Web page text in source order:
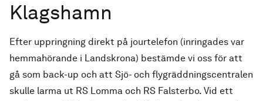
Klagshamn
Efter uppringning direkt på jourtelefon (inringades var
hemmahörande i Landskrona) bestämde vi oss för att
gå som back-up och att Sjö- och flygräddningscentralen
skulle larma ut RS Lomma och RS Falsterbo. Vid ett